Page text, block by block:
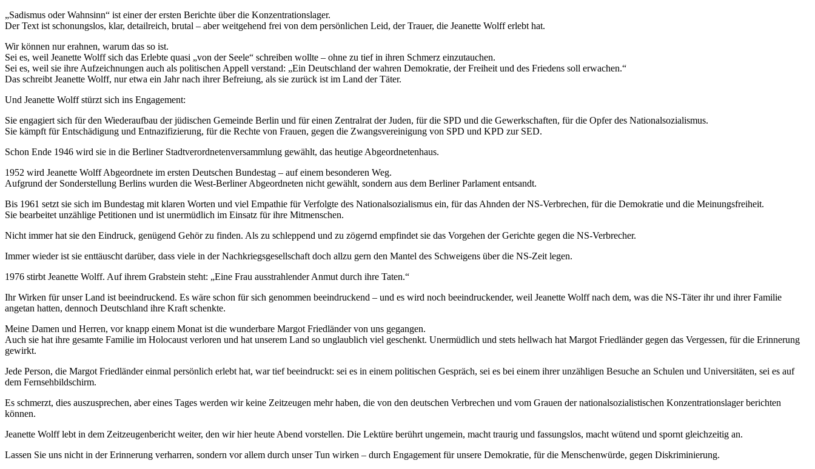
„Sadismus oder Wahnsinn“ ist einer der ersten Berichte über die Konzentrationslager.
Der Text ist schonungslos, klar, detailreich, brutal – aber weitgehend frei von dem persönlichen Leid, der Trauer, die Jeanette Wolff erlebt hat.
Wir können nur erahnen, warum das so ist.
Sei es, weil Jeanette Wolff sich das Erlebte quasi „von der Seele“ schreiben wollte – ohne zu tief in ihren Schmerz einzutauchen.
Sei es, weil sie ihre Aufzeichnungen auch als politischen Appell verstand: „Ein Deutschland der wahren Demokratie, der Freiheit und des Friedens soll erwachen.“
Das schreibt Jeanette Wolff, nur etwa ein Jahr nach ihrer Befreiung, als sie zurück ist im Land der Täter.
Und Jeanette Wolff stürzt sich ins Engagement:
Sie engagiert sich für den Wiederaufbau der jüdischen Gemeinde Berlin und für einen Zentralrat der Juden, für die SPD und die Gewerkschaften, für die Opfer des Nationalsozialismus.
Sie kämpft für Entschädigung und Entnazifizierung, für die Rechte von Frauen, gegen die Zwangsvereinigung von SPD und KPD zur SED.
Schon Ende 1946 wird sie in die Berliner Stadtverordnetenversammlung gewählt, das heutige Abgeordnetenhaus.
1952 wird Jeanette Wolff Abgeordnete im ersten Deutschen Bundestag – auf einem besonderen Weg.
Aufgrund der Sonderstellung Berlins wurden die West-Berliner Abgeordneten nicht gewählt, sondern aus dem Berliner Parlament entsandt.
Bis 1961 setzt sie sich im Bundestag mit klaren Worten und viel Empathie für Verfolgte des Nationalsozialismus ein, für das Ahnden der NS-Verbrechen, für die Demokratie und die Meinungsfreiheit.
Sie bearbeitet unzählige Petitionen und ist unermüdlich im Einsatz für ihre Mitmenschen.
Nicht immer hat sie den Eindruck, genügend Gehör zu finden. Als zu schleppend und zu zögernd empfindet sie das Vorgehen der Gerichte gegen die NS-Verbrecher.
Immer wieder ist sie enttäuscht darüber, dass viele in der Nachkriegsgesellschaft doch allzu gern den Mantel des Schweigens über die NS-Zeit legen.
1976 stirbt Jeanette Wolff. Auf ihrem Grabstein steht: „Eine Frau ausstrahlender Anmut durch ihre Taten.“
Ihr Wirken für unser Land ist beeindruckend. Es wäre schon für sich genommen beeindruckend – und es wird noch beeindruckender, weil Jeanette Wolff nach dem, was die NS-Täter ihr und ihrer Familie
angetan hatten, dennoch Deutschland ihre Kraft schenkte.
Meine Damen und Herren, vor knapp einem Monat ist die wunderbare Margot Friedländer von uns gegangen.
Auch sie hat ihre gesamte Familie im Holocaust verloren und hat unserem Land so unglaublich viel geschenkt. Unermüdlich und stets hellwach hat Margot Friedländer gegen das Vergessen, für die Erinnerung
gewirkt.
Jede Person, die Margot Friedländer einmal persönlich erlebt hat, war tief beeindruckt: sei es in einem politischen Gespräch, sei es bei einem ihrer unzähligen Besuche an Schulen und Universitäten, sei es auf
dem Fernsehbildschirm.
Es schmerzt, dies auszusprechen, aber eines Tages werden wir keine Zeitzeugen mehr haben, die von den deutschen Verbrechen und vom Grauen der nationalsozialistischen Konzentrationslager berichten
können.
Jeanette Wolff lebt in dem Zeitzeugenbericht weiter, den wir hier heute Abend vorstellen. Die Lektüre berührt ungemein, macht traurig und fassungslos, macht wütend und spornt gleichzeitig an.
Lassen Sie uns nicht in der Erinnerung verharren, sondern vor allem durch unser Tun wirken – durch Engagement für unsere Demokratie, für die Menschenwürde, gegen Diskriminierung.